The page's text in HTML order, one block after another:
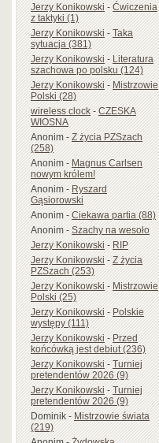
Jerzy Konikowski-Ćwiczenia
z taktyki (1)
Jerzy Konikowski-Taka
sytuacja (381)
Jerzy Konikowski-Literatura
szachowa po polsku (124)
Jerzy Konikowski-Mistrzowie
Polski (28)
wireless clock-CZESKA
WIOSNA
Anonim-Z życia PZSzach
(258)
Anonim-Magnus Carlsen
nowym królem!
Anonim-Ryszard
Gąsiorowski
Anonim-Ciekawa partia (88)
Anonim-Szachy na wesoło
Jerzy Konikowski-RIP
Jerzy Konikowski-Z życia
PZSzach (253)
Jerzy Konikowski-Mistrzowie
Polski (25)
Jerzy Konikowski-Polskie
występy (111)
Jerzy Konikowski-Przed
końcówką jest debiut (236)
Jerzy Konikowski-Turniej
pretendentów 2026 (9)
Jerzy Konikowski-Turniej
pretendentów 2026 (9)
Dominik-Mistrzowie świata
(219)